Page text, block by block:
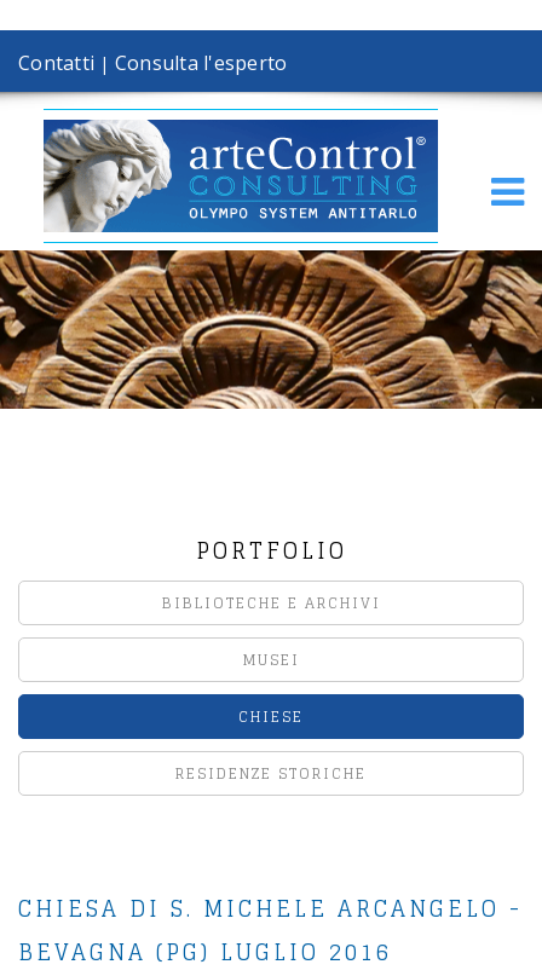
Contatti | Consulta l'esperto
PORTFOLIO
BIBLIOTECHE E ARCHIVI
MUSEI
CHIESE
RESIDENZE STORICHE
CHIESA DI S. MICHELE ARCANGELO -
BEVAGNA (PG) LUGLIO 2016